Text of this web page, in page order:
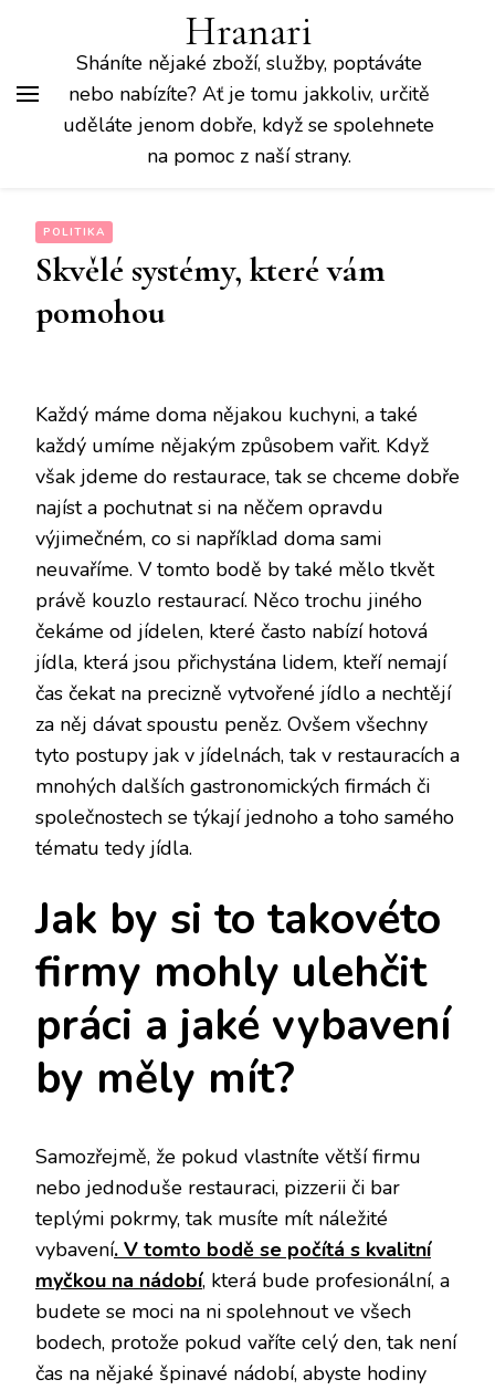
Hranari
Sháníte nějaké zboží, služby, poptáváte
nebo nabízíte? Ať je tomu jakkoliv, určitě
uděláte jenom dobře, když se spolehnete
na pomoc z naší strany.
POLITIKA
Skvělé systémy, které vám
pomohou
Každý máme doma nějakou kuchyni, a také
každý umíme nějakým způsobem vařit. Když
však jdeme do restaurace, tak se chceme dobře
najíst a pochutnat si na něčem opravdu
výjimečném, co si například doma sami
neuvaříme. V tomto bodě by také mělo tkvět
právě kouzlo restaurací. Něco trochu jiného
čekáme od jídelen, které často nabízí hotová
jídla, která jsou přichystána lidem, kteří nemají
čas čekat na precizně vytvořené jídlo a nechtějí
za něj dávat spoustu peněz. Ovšem všechny
tyto postupy jak v jídelnách, tak v restauracích a
mnohých dalších gastronomických firmách či
společnostech se týkají jednoho a toho samého
tématu tedy jídla.
Jak by si to takovéto
firmy mohly ulehčit
práci a jaké vybavení
by měly mít?
Samozřejmě, že pokud vlastníte větší firmu
nebo jednoduše restauraci, pizzerii či bar
teplými pokrmy, tak musíte mít náležité
vybavení. V tomto bodě se počítá s kvalitní
myčkou na nádobí, která bude profesionální, a
budete se moci na ni spolehnout ve všech
bodech, protože pokud vaříte celý den, tak není
čas na nějaké špinavé nádobí, abyste hodiny